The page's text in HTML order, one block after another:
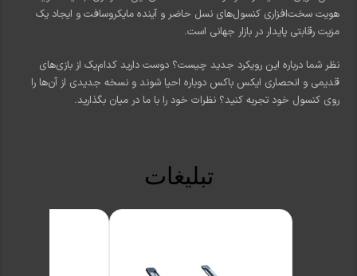
هویت سخت‌افزاری کنسول‌های نسل حاضر و آینده مایکروسافت و ایجاد یک
مزیت رقابتی پایدار در بازار جهانی است.
نظر شما درباره این رویکرد جدید چیست؟ دوست دارید کدام‌یک از بازی‌های
قدیمی و انحصاری ایکس باکس دوباره احیا شوند و نسخه جدیدی از آن‌ها را
روی کنسول خود تجربه کنید؟ نظرات خود را با ما در میان بگذارید.
تبلیغات